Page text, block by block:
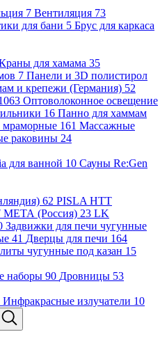
7 Вентиляция 73
для бани 5 Брус для каркаса
для хамама 35
7 Панели и 3D полистирол
и крепежи (Германия) 52
Оптоволоконное освещение
16 Панно для хаммам
161 Массажные
раковины 24
для ванной 10 Сауны Re:Gen
62 PISLA HTT
МЕТА (Россия) 23 LK
Задвижки для печи чугунные
41 Дверцы для печи 164
чугунные под казан 15
наборы 90 Дровницы 53
Инфракрасные излучатели 10